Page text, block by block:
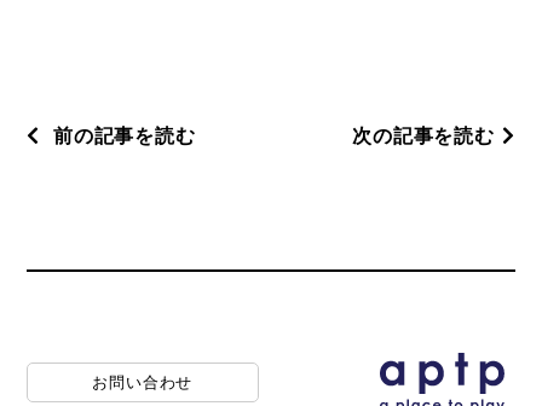
前の記事を読む 次の記事を読む
お問い合わせ